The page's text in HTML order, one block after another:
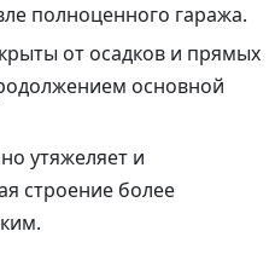
полноценного гаража.
от осадков и прямых
основной
утяжеляет и
строение более